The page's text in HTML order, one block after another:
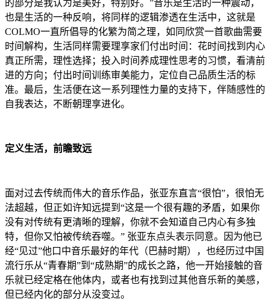
的部分是我认为是美好，特别好。”音乐是生活的一种震动，
也是生活的一种反响，将同样的逻辑渗透在生活中，这就是
COLMO一直所倡导的化繁为简之理，如同欣赏一首歌曲需要
时间解构，生活同样需要理享家们付出时间：花时间找到内心
真正所需，理性选择；投入时间养成理性思考的习惯，看清前
进的方向；付出时间训练审美能力，定位自己品质生活的标
准。最后，生活便在这一系列理性力量的支持下，伴随感性的
自我表达，不断朝理享进化。
定义生活，前瞻致远
面对过去传统而伟大的音乐作品，张亚东直言“很怕”，很怕无
法超越，但正如许知远提到“这是一个很有趣的矛盾，如果你
没有对传统有更清晰的理解，你就不会知道自己内心有多独
特，但你又怕被传统吞噬。” 张亚东点头表示同意。因为他已
经“见过”他口中音乐最好的年代（巴赫时期），也经历过中国
流行乐从“青春期”到“成熟期”的成长之路，他一开始接触的音
乐就已经定格在他体内，或者也有找到过其他音乐新的美感，
但已经内化的部分从没变过。